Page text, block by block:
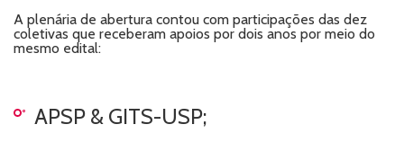
A plenária de abertura contou com participações das dez
coletivas que receberam apoios por dois anos por meio do
mesmo edital:
APSP & GITS-USP;